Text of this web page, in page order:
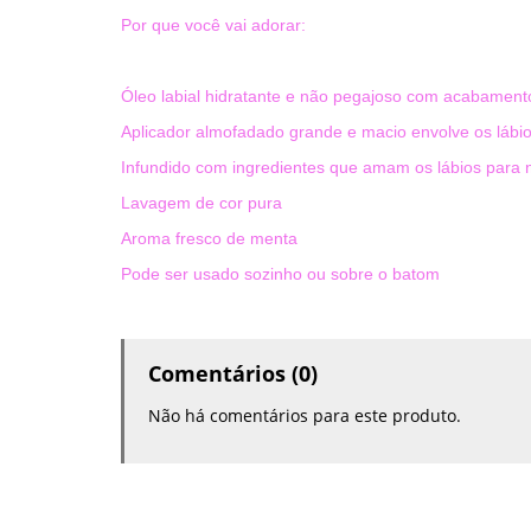
Por que você vai adorar:
Óleo labial hidratante e não pegajoso com
Aplicador almofadado grande e macio envolve os
Infundido com ingredientes que amam os lábios para
Lavagem de cor pura
Aroma fresco de menta
Pode ser usado sozinho ou sobre o batom
Comentários (0)
Não há comentários para este produto.